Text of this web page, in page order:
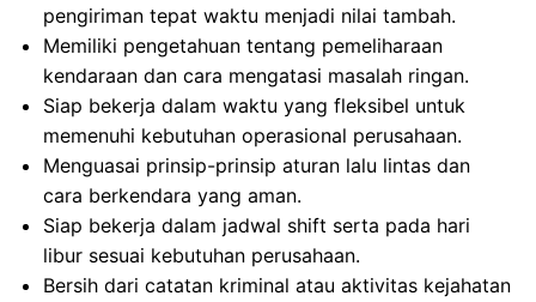
pengiriman tepat waktu menjadi nilai tambah.
Memiliki pengetahuan tentang pemeliharaan
kendaraan dan cara mengatasi masalah ringan.
Siap bekerja dalam waktu yang fleksibel untuk
memenuhi kebutuhan operasional perusahaan.
Menguasai prinsip-prinsip aturan lalu lintas dan
cara berkendara yang aman.
Siap bekerja dalam jadwal shift serta pada hari
libur sesuai kebutuhan perusahaan.
Bersih dari catatan kriminal atau aktivitas kejahatan